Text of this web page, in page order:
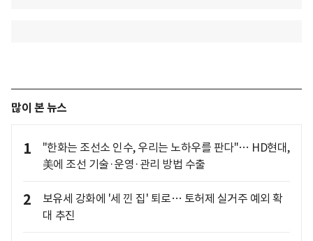
많이 본 뉴스
1
"한화는 조선소 인수, 우리는 노하우를 판다"… HD현대,
美에 조선 기술·운영·관리 방법 수출
2
보유세 강화에 '세 낀 집' 퇴로… 토허제 실거주 예외 확
대 추진